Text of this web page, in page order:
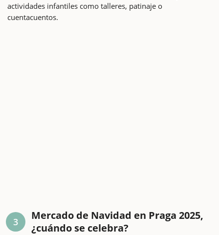
actividades infantiles como talleres, patinaje o
cuentacuentos.
3
Mercado de Navidad en Praga 2025,
¿cuándo se celebra?